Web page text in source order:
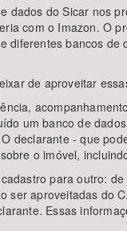
do Sicar nos
com o Imazon. O
bancos
de aproveitar
um banco de
declarante - que
o imóvel,
para outro:
aproveitadas do
Essas